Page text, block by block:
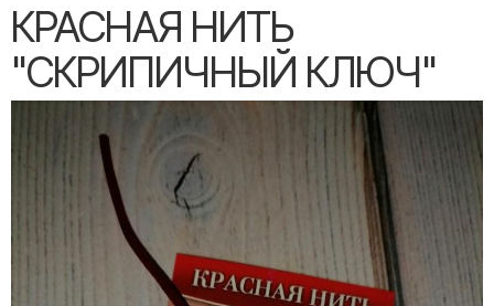
КРАСНАЯ НИТЬ
"СКРИПИЧНЫЙ КЛЮЧ"